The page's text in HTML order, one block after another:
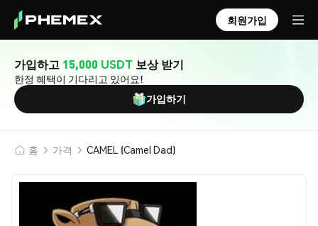
회원가입
가입하고 15,000 USDT 보상 받기
한정 혜택이 기다리고 있어요!
가입하기
홈 가격 CAMEL (Camel Dad)